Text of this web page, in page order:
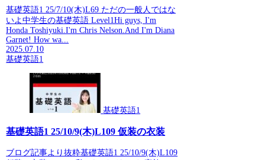
基礎英語1 25/7/10(木)L69 ただの一般人ではな
いよ中学生の基礎英語 Level1Hi guys, I'm
Honda Toshiyuki.I'm Chris Nelson.And I'm Diana
Garnet! How wa...
2025.07.10
基礎英語1
基礎英語1
基礎英語1 25/10/9(木)L109 仮装の衣装
ブログ記事より抜粋基礎英語1 25/10/9(木)L109